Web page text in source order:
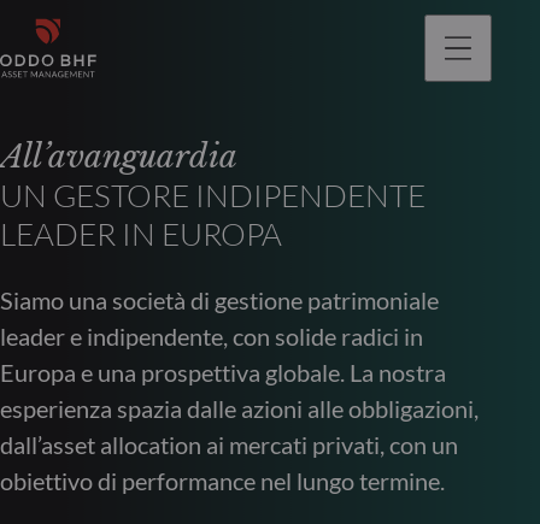
All’avanguardia
UN GESTORE INDIPENDENTE
LEADER IN EUROPA
Siamo una società di gestione patrimoniale
leader e indipendente, con solide radici in
Europa e una prospettiva globale. La nostra
esperienza spazia dalle azioni alle obbligazioni,
dall’asset allocation ai mercati privati, con un
obiettivo di performance nel lungo termine.